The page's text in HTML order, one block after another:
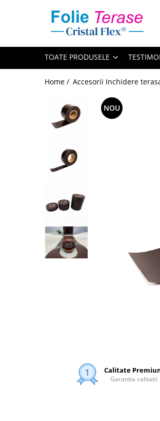
Toate Produsele
Folie Inchidere Terasa
Folie Inchidere Terasa Cristal Flex®
Folie Inchidere Terasa Cristal Flex®
Folie Inchidere Terasa Cristal Flex®
Folie Terasa Cristal Flex® 1 mm
Folie Terasa Cristal Flex® 2 mm
Folie Terasa Premium
Accesorii Inchidere terasa
Adeziv PVC
Banda Intaritoare / Tiv
Bride / Butoni
TOATE PRODUSELE
Home / Accesorii Inchidere
NOU
Calitate
Garantia calitatii